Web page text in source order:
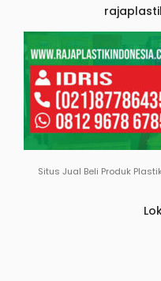
Situs Jual Beli Produk